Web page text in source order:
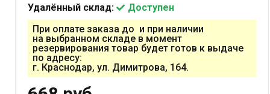
Удалённый склад:
Доступен
При оплате заказа до и при наличии
на выбранном складе в момент
резервирования товар будет готов к выдаче
по адресу:
г. Краснодар, ул. Димитрова, 164.